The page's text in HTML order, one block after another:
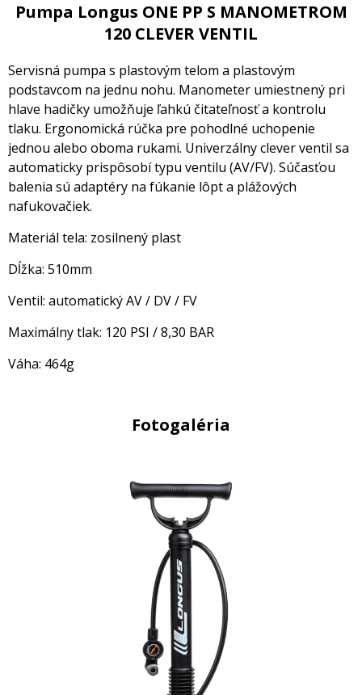
Pumpa Longus ONE PP S MANOMETROM
120 CLEVER VENTIL
Servisná pumpa s plastovým telom a plastovým
podstavcom na jednu nohu. Manometer umiestnený pri
hlave hadičky umožňuje ľahkú čitateľnosť a kontrolu
tlaku. Ergonomická rúčka pre pohodlné uchopenie
jednou alebo oboma rukami. Univerzálny clever ventil sa
automaticky prispôsobí typu ventilu (AV/FV). Súčasťou
balenia sú adaptéry na fúkanie lôpt a plážových
nafukovačiek.
Materiál tela: zosilnený plast
Dĺžka: 510mm
Ventil: automatický AV / DV / FV
Maximálny tlak: 120 PSI / 8,30 BAR
Váha: 464g
Fotogaléria